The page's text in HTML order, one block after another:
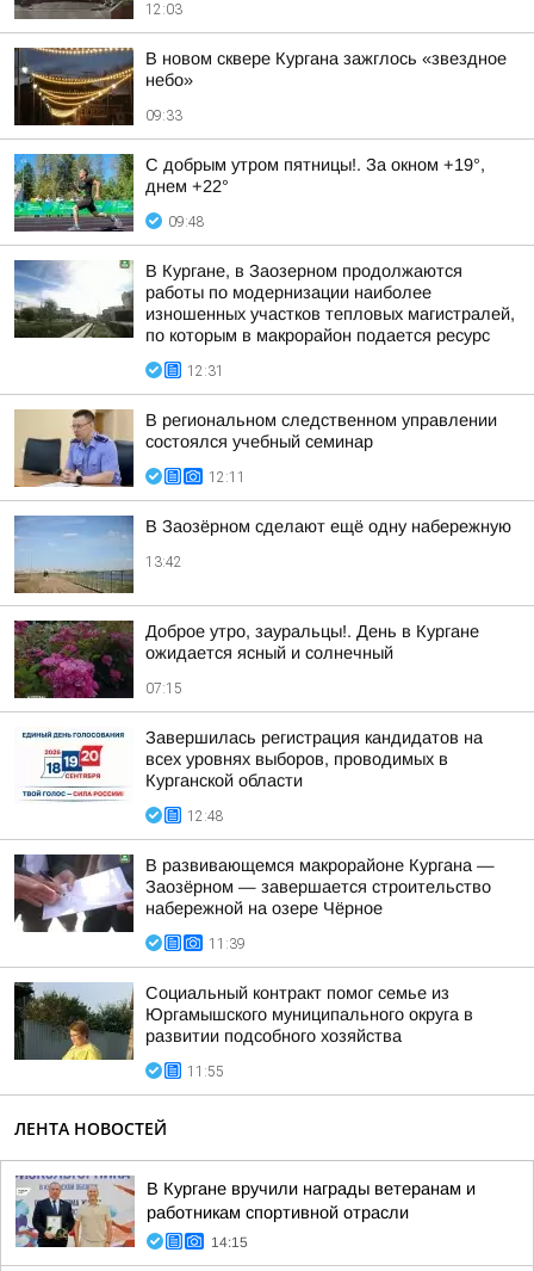
12:03
В новом сквере Кургана зажглось «звездное
небо»
09:33
С добрым утром пятницы!. За окном +19°,
днем +22°
09:48
В Кургане, в Заозерном продолжаются
работы по модернизации наиболее
изношенных участков тепловых магистралей,
по которым в макрорайон подается ресурс
12:31
В региональном следственном управлении
состоялся учебный семинар
12:11
В Заозёрном сделают ещё одну набережную
13:42
Доброе утро, зауральцы!. День в Кургане
ожидается ясный и солнечный
07:15
Завершилась регистрация кандидатов на
всех уровнях выборов, проводимых в
Курганской области
12:48
В развивающемся макрорайоне Кургана —
Заозёрном — завершается строительство
набережной на озере Чёрное
11:39
Социальный контракт помог семье из
Юргамышского муниципального округа в
развитии подсобного хозяйства
11:55
ЛЕНТА НОВОСТЕЙ
В Кургане вручили награды ветеранам и
работникам спортивной отрасли
14:15